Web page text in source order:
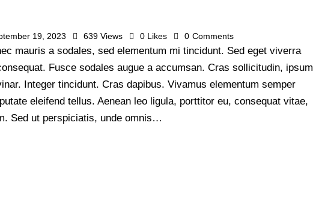
19, 2023 639 Views 0 Likes 0 Comments
mauris a sodales, sed elementum mi tincidunt. Sed eget viverra
Fusce sodales augue a accumsan. Cras sollicitudin, ipsum
Integer tincidunt. Cras dapibus. Vivamus elementum semper
eleifend tellus. Aenean leo ligula, porttitor eu, consequat vitae,
Sed ut perspiciatis, unde omnis…